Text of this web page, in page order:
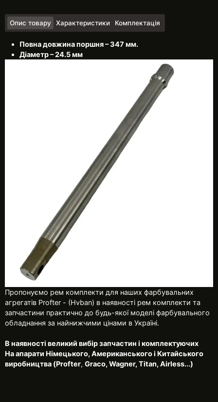
Опис товару Характеристики Комплектація
Повна довжина поршня – 347 мм.
Діаметр – 24.5 мм
Пропонуємо рем комплекти для наших фарбувальних
агрегатів Profter - (Hvban) в наявності рем комплекти та
запчастини практично до будь-якої моделі фарбувального
обладнання за найнижчими цінами в Україні.
В наявності великий вибір запчастин і комплектуючих
На апарати Німецького, Американського і Китайського
виробництва (Profter, Graco, Wagner, Titan, Airless...)